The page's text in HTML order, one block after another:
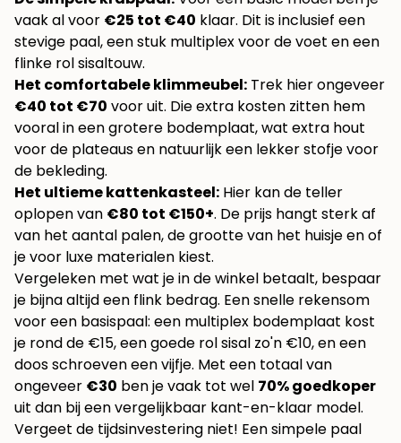
vaak al voor €25 tot €40 klaar. Dit is inclusief een
stevige paal, een stuk multiplex voor de voet en een
flinke rol sisaltouw.
Het comfortabele klimmeubel: Trek hier ongeveer
€40 tot €70 voor uit. Die extra kosten zitten hem
vooral in een grotere bodemplaat, wat extra hout
voor de plateaus en natuurlijk een lekker stofje voor
de bekleding.
Het ultieme kattenkasteel: Hier kan de teller
oplopen van €80 tot €150+. De prijs hangt sterk af
van het aantal palen, de grootte van het huisje en of
je voor luxe materialen kiest.
Vergeleken met wat je in de winkel betaalt, bespaar
je bijna altijd een flink bedrag. Een snelle rekensom
voor een basispaal: een multiplex bodemplaat kost
je rond de €15, een goede rol sisal zo'n €10, en een
doos schroeven een vijfje. Met een totaal van
ongeveer €30 ben je vaak tot wel 70% goedkoper
uit dan bij een vergelijkbaar kant-en-klaar model.
Vergeet de tijdsinvestering niet! Een simpele paal